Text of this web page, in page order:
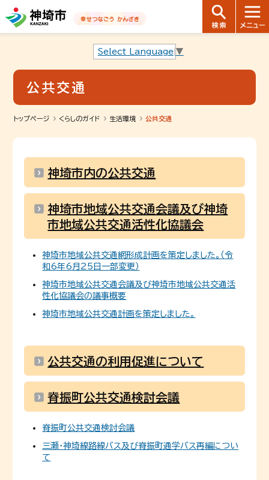
音声読み上げ用ナビゲーションです。
本文へ移動します
ページ最後（フッター）へ移動します
音声読み上げ用ナビゲーションはここまでです。
Select Language ▼
公共交通
トップページ くらしのガイド 生活環境 公共交通
神埼市内の公共交通
神埼市地域公共交通会議及び神埼
市地域公共交通活性化協議会
神埼市地域公共交通網形成計画を策定しました。（令
和6年6月25日一部変更）
神埼市地域公共交通会議及び神埼市地域公共交通活
性化協議会の議事概要
神埼市地域公共交通計画を策定しました。
公共交通の利用促進について
脊振町公共交通検討会議
脊振町公共交通検討会議
三瀬・神埼線路線バス及び脊振町通学バス再編につい
て